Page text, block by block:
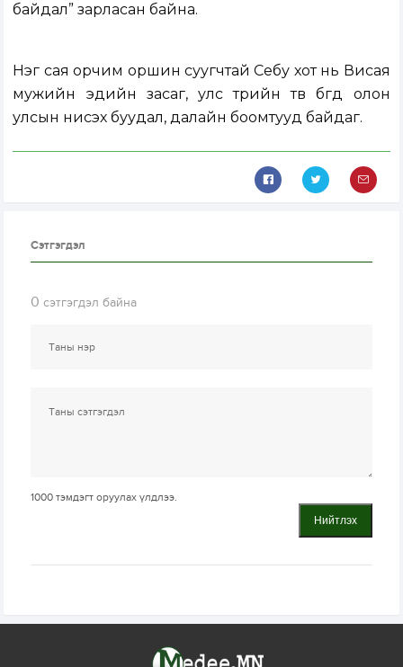
байдал” зарласан байна.
Нэг сая орчим оршин суугчтай Себу хот нь Висая
мужийн эдийн засаг, улс төрийн төв бөгөөд олон
улсын нисэх буудал, далайн боомтууд байдаг.
Сэтгэгдэл
0 сэтгэгдэл байна
1000 тэмдэгт оруулах үлдлээ.
Нийтлэх